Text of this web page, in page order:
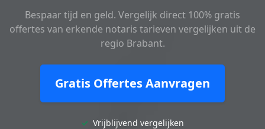
Bespaar tijd en geld. Vergelijk direct 100% gratis
offertes van erkende notaris tarieven vergelijken uit de
regio Brabant.
Gratis Offertes Aanvragen
✓ Vrijblijvend vergelijken